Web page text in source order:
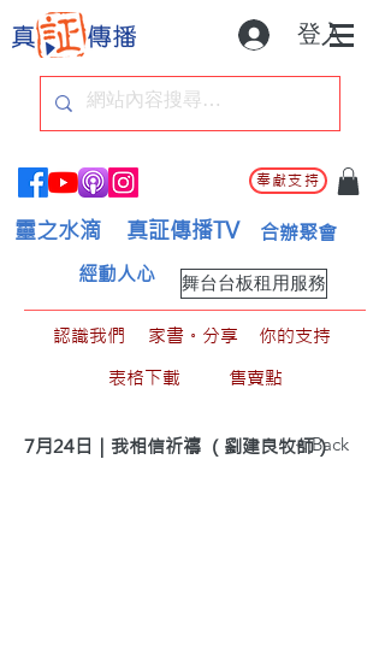
登入
奉獻支持
靈之水滴 真証傳播TV 合辦聚會
舞台台板租用服務
經動人心
認識我們 家書。分享
你的支持
表格下載
售賣點
7月24日｜我相信祈禱 （劉建良牧師）
< Back